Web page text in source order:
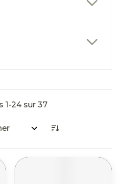
1-24sur 37